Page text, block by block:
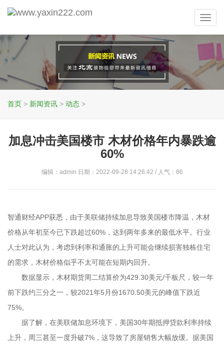
首页 > 新闻资讯 > 动态 >
加息冲击美国楼市 木材价格年内暴跌逾
60%
编辑：admin 日期：2022-09-28 14:26:42 / 人气： 86
智通财经APP获悉，由于美联储持续加息导致美国楼市降温，木材
价格从年初至今已下跌超过60%，达到两年多来的最低水平。行业
人士对此认为，考虑到利率和通胀的上升可能会继续损害独栋住宅
的需求，木材价格似乎不太可能在短期内回升。
数据显示，木材期货周二结算价为429.30美元/千板尺，较一年
前下跌约三分之一，较2021年5月份1670.50美元的峰值下跌近
75%。
据了解，在美联储加息环境下，美国30年期抵押贷款利率持续
上升，周三甚至一度升破7%，这导致了房屋销售大幅放缓。据美国